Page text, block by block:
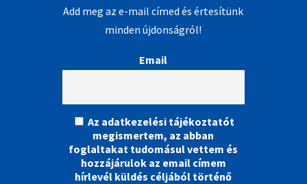
Add meg az e-mail címed és értesítünk
minden újdonságról!
Email
Az adatkezelési tájékoztatót
megismertem, az abban
foglaltakat tudomásul vettem és
hozzájárulok az email címem
hírlevél küldés céljából történő